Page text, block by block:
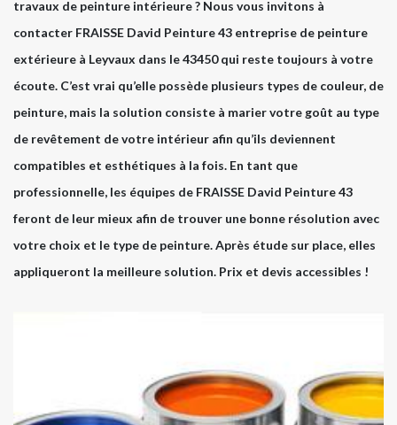
travaux de peinture intérieure ? Nous vous invitons à
contacter FRAISSE David Peinture 43 entreprise de peinture
extérieure à Leyvaux dans le 43450 qui reste toujours à votre
écoute. C’est vrai qu’elle possède plusieurs types de couleur, de
peinture, mais la solution consiste à marier votre goût au type
de revêtement de votre intérieur afin qu’ils deviennent
compatibles et esthétiques à la fois. En tant que
professionnelle, les équipes de FRAISSE David Peinture 43
feront de leur mieux afin de trouver une bonne résolution avec
votre choix et le type de peinture. Après étude sur place, elles
appliqueront la meilleure solution. Prix et devis accessibles !